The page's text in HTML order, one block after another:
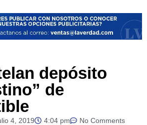
depósito
de
4, 2019 4:04 pm No Comments